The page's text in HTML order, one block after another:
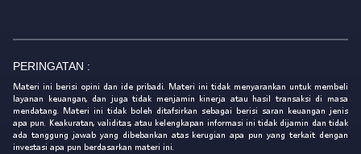
PERINGATAN :
Materi ini berisi opini dan ide pribadi. Materi ini tidak menyarankan untuk membeli
layanan keuangan, dan juga tidak menjamin kinerja atau hasil transaksi di masa
mendatang. Materi ini tidak boleh ditafsirkan sebagai berisi saran keuangan jenis
apa pun. Keakuratan, validitas, atau kelengkapan informasi ini tidak dijamin dan tidak
ada tanggung jawab yang dibebankan atas kerugian apa pun yang terkait dengan
investasi apa pun berdasarkan materi ini.